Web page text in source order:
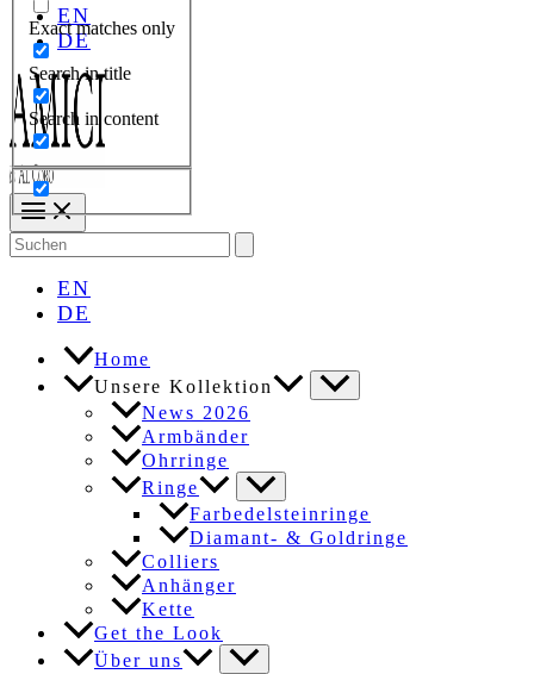
Exact matches only
Search in title
Search in content
EN
DE
Search
for:
EN
DE
Home
Unsere Kollektion
News 2026
Armbänder
Ohrringe
Ringe
Farbedelsteinringe
Diamant- & Goldringe
Colliers
Anhänger
Kette
Get the Look
Über uns